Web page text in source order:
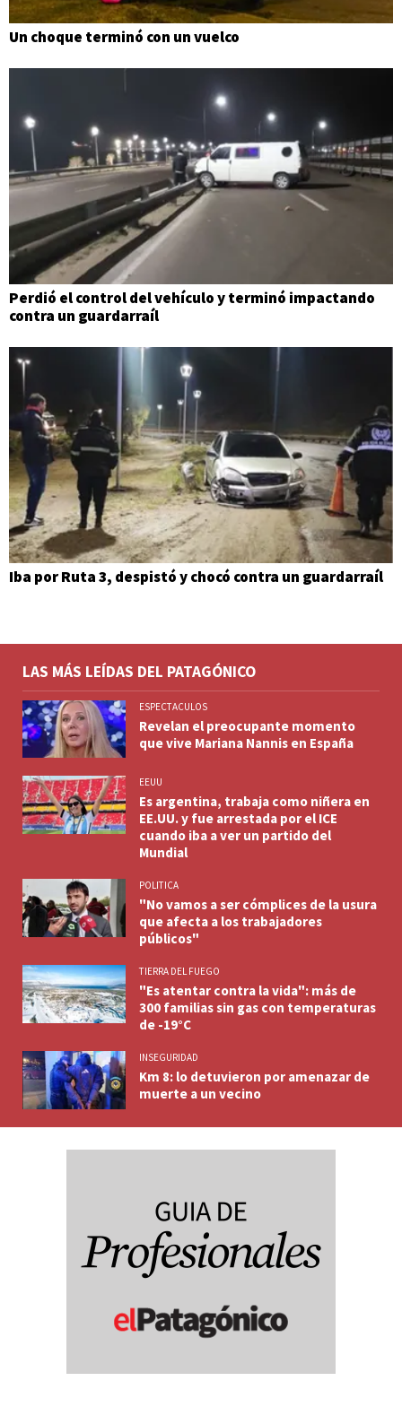
Un choque terminó con un vuelco
Perdió el control del vehículo y terminó impactando
contra un guardarraíl
Iba por Ruta 3, despistó y chocó contra un guardarraíl
LAS MÁS LEÍDAS DEL PATAGÓNICO
ESPECTACULOS
Revelan el preocupante momento
que vive Mariana Nannis en España
EEUU
Es argentina, trabaja como niñera en
EE.UU. y fue arrestada por el ICE
cuando iba a ver un partido del
Mundial
POLITICA
"No vamos a ser cómplices de la usura
que afecta a los trabajadores
públicos"
TIERRA DEL FUEGO
"Es atentar contra la vida": más de
300 familias sin gas con temperaturas
de -19°C
INSEGURIDAD
Km 8: lo detuvieron por amenazar de
muerte a un vecino